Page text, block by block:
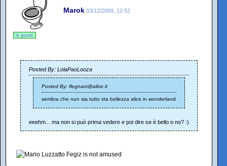
Marok 03/12/2009, 12:52
6 punti
Posted By: LolaPaoLooza
Posted By: flegnani@alice.it
sembra che non sia tutto sta bellezza alice in wonderland
eeehm... ma non si può prima vedere e poi dire se è bello o no? :)